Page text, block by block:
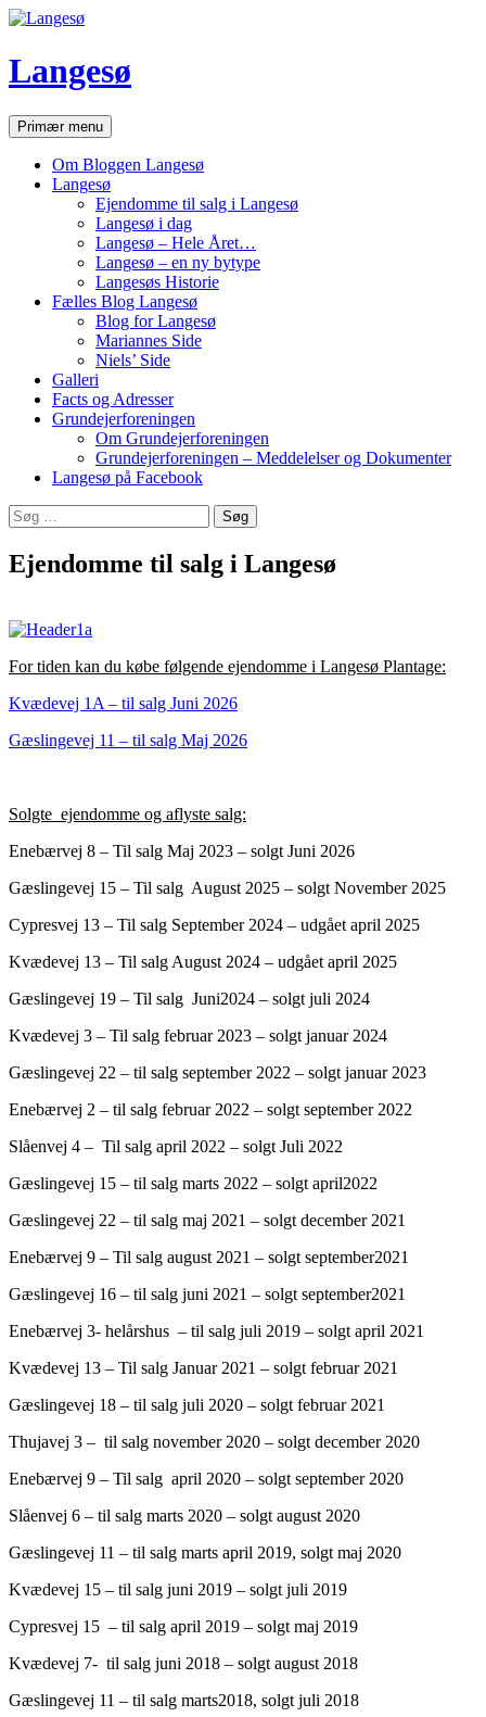
Hop
indhold
Langesø
SøgPrimær menu
Om Bloggen Langesø
Langesø
Ejendomme til salg i Langesø
Langesø i dag
Langesø – Hele Året…
Langesø – en ny bytype
Langesøs Historie
Fælles Blog Langesø
Blog for Langesø
Mariannes Side
Niels’ Side
Galleri
Facts og Adresser
Grundejerforeningen
Om Grundejerforeningen
Grundejerforeningen – Meddelelser og Dokumenter
Langesø på Facebook
Søg
efter:
Ejendomme til salg i Langesø
For tiden kan du købe følgende ejendomme i Langesø Plantage:
Kvædevej 1A – til salg Juni 2026
Gæslingevej 11 – til salg Maj 2026
Solgte ejendomme og aflyste salg:
Enebærvej 8 – Til salg Maj 2023 – solgt Juni 2026
Gæslingevej 15 – Til salg August 2025 – solgt November 2025
Cypresvej 13 – Til salg September 2024 – udgået april 2025
Kvædevej 13 – Til salg August 2024 – udgået april 2025
Gæslingevej 19 – Til salg Juni2024 – solgt juli 2024
Kvædevej 3 – Til salg februar 2023 – solgt januar 2024
Gæslingevej 22 – til salg september 2022 – solgt januar 2023
Enebærvej 2 – til salg februar 2022 – solgt september 2022
Slåenvej 4 – Til salg april 2022 – solgt Juli 2022
Gæslingevej 15 – til salg marts 2022 – solgt april2022
Gæslingevej 22 – til salg maj 2021 – solgt december 2021
Enebærvej 9 – Til salg august 2021 – solgt september2021
Gæslingevej 16 – til salg juni 2021 – solgt september2021
Enebærvej 3- helårshus – til salg juli 2019 – solgt april 2021
Kvædevej 13 – Til salg Januar 2021 – solgt februar 2021
Gæslingevej 18 – til salg juli 2020 – solgt februar 2021
Thujavej 3 – til salg november 2020 – solgt december 2020
Enebærvej 9 – Til salg april 2020 – solgt september 2020
Slåenvej 6 – til salg marts 2020 – solgt august 2020
Gæslingevej 11 – til salg marts april 2019, solgt maj 2020
Kvædevej 15 – til salg juni 2019 – solgt juli 2019
Cypresvej 15 – til salg april 2019 – solgt maj 2019
Kvædevej 7- til salg juni 2018 – solgt august 2018
Gæslingevej 11 – til salg marts2018, solgt juli 2018